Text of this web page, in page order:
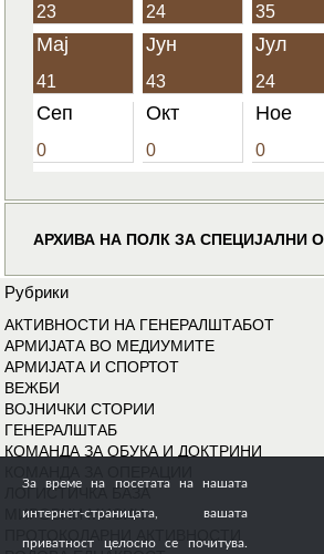
23 24 35
Мај
41
Јун
43
Јул
24
Сеп
0
Окт
0
Ное
0
АРХИВА НА ПОЛК ЗА СПЕЦИЈАЛНИ
Рубрики
АКТИВНОСТИ НА ГЕНЕРАЛШТАБОТ
АРМИЈАТА ВО МЕДИУМИТЕ
АРМИЈАТА И СПОРТОТ
ВЕЖБИ
ВОЈНИЧКИ СТОРИИ
ГЕНЕРАЛШТАБ
КОМАНДА ЗА ОБУКА И ДОКТРИНИ
ЛОГИСТИЧКА БАЗА
МИРОВНИ МИСИИ
За време на посетата на нашата
интернет-страницата, вашата
приватност целосно се почитува.